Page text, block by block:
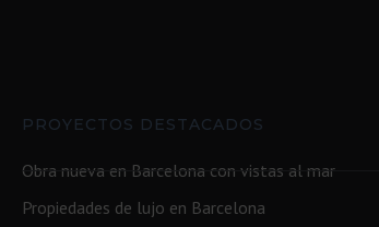
PROYECTOS DESTACADOS
Obra nueva en Barcelona con vistas al mar
Propiedades de lujo en Barcelona